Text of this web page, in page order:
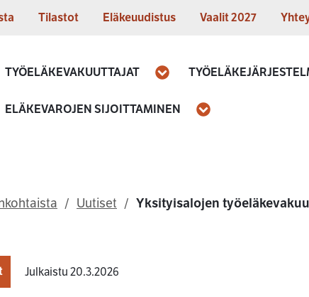
Tilastot Eläkeuudistus Vaalit 2027
TYÖELÄKEVAKUUTTAJAT Avaa
ELÄKEVAROJEN SIJOITTAMINEN Avaa
Uutiset Yksityisalojen
Julkaistu 20.3.2026